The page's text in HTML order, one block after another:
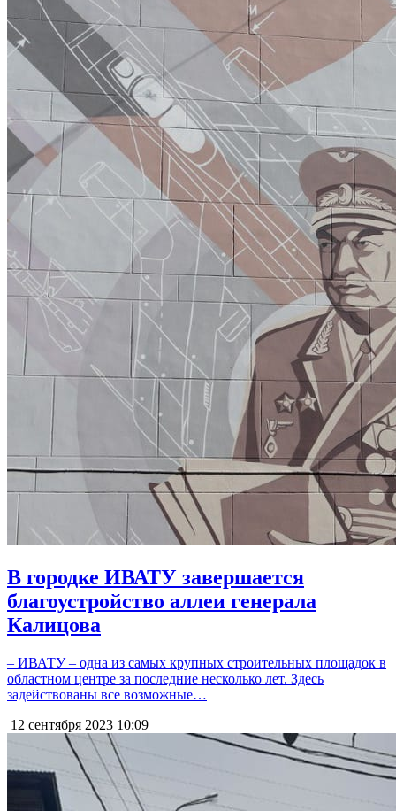
В городке ИВАТУ завершается
благоустройство аллеи генерала
Калицова
– ИВАТУ – одна из самых крупных строительных площадок в
областном центре за последние несколько лет. Здесь
задействованы все возможные…
12 сентября 2023 10:09